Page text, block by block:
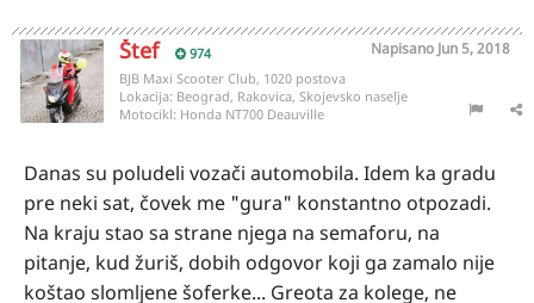
Štef 974 Napisano Jun 5, 2018
BJB Maxi Scooter Club, 1020 postova
Lokacija: Beograd, Rakovica, Skojevsko naselje
Motocikl: Honda NT700 Deauville
Danas su poludeli vozači automobila. Idem ka gradu
pre neki sat, čovek me "gura" konstantno otpozadi.
Na kraju stao sa strane njega na semaforu, na
pitanje, kud žuriš, dobih odgovor koji ga zamalo nije
koštao slomljene šoferke... Greota za kolege, ne